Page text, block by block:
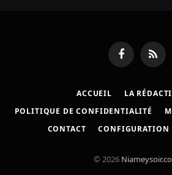
FacebookRSS
ACCUEIL
LA
POLITIQUE DE CONFIDENTIALITÉ
CONTACT
CONFIGURATION
© 2026